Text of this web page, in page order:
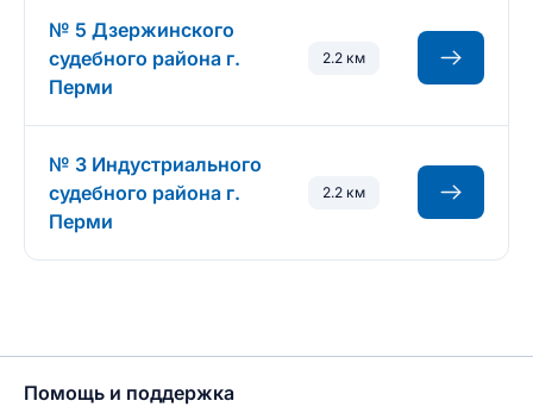
№ 5 Дзержинского
судебного района г.
Перми
2.2 км
№ 3 Индустриального
судебного района г.
Перми
2.2 км
Помощь и поддержка